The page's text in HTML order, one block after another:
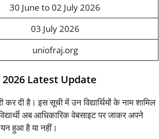
30 June to 02 July 2026
03 July 2026
uniofraj.org
Latest Update
दी है। इस सूची में उन विद्यार्थियों के नाम शामिल
अब आधिकारिक वेबसाइट पर जाकर अपने
हुआ है या नहीं।